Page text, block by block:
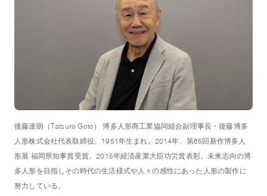
後藤達朗（Tatsuro Goto） 博多人形商工業協同組合副理事長・後藤博多
人形株式会社代表取締役。1951年生まれ。2014年、第65回新作博多人
形展 福岡県知事賞受賞。2015年経済産業大臣功労賞表彰。未来志向の博
多人形を目指しその時代の生活様式や人々の感性にあった人形の製作に
努力している。